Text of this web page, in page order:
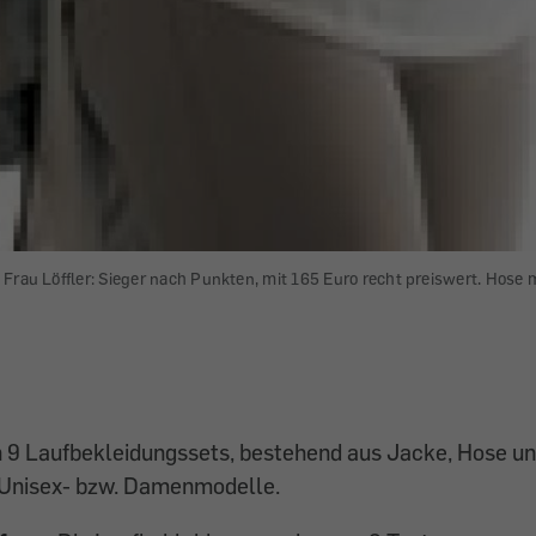
Löffler: Sieger nach Punkten, mit 165 Euro recht preiswert. Hose
Laufbekleidungssets, bestehend aus Jacke, Hose
bzw. Damenmodelle.